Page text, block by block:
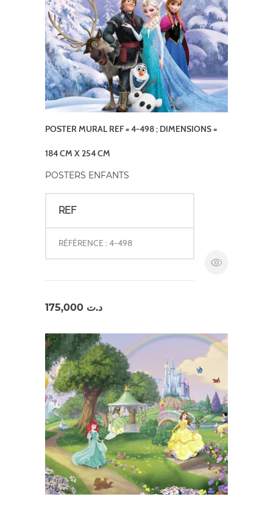
POSTER MURAL REF = 4-498 ; DIMENSIONS =
184 CM X 254 CM
POSTERS ENFANTS
REF
RÉFÉRENCE : 4-498
د.ت